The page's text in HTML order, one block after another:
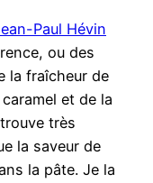
Paul Hévin
ou des
la fraîcheur de
et de la
très
la saveur de
la pâte. Je la